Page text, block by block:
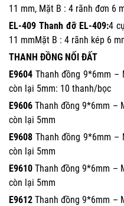
11 mm, Mặt B : 4 rãnh đơn 6
EL-409 Thanh đỡ EL-409:4
11 mmMặt B : 4 rãnh kép 6
THANH ĐỒNG NỐI ĐẤT
E9604 Thanh đồng 9*6mm –
còn lại 5mm: 10 thanh/bọc
E9606 Thanh đồng 9*6mm –
còn lại 5mm
E9608 Thanh đồng 9*6mm –
còn lại 5mm
E9610 Thanh đồng 9*6mm –
còn lại 5mm
E9612 Thanh đồng 9*6mm –